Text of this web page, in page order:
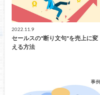
2022.11.9
セールスの"断り文句"を売上に変
える方法
事例